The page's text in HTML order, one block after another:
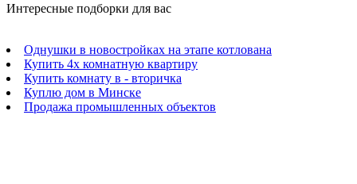
Интересные подборки для вас
Однушки в новостройках на этапе котлована
Купить 4х комнатную квартиру
Купить комнату в - вторичка
Куплю дом в Минске
Продажа промышленных объектов